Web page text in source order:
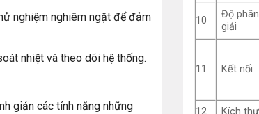
nghiệm nghiêm ngặt để đảm
nhiệt và theo dõi hệ thống.
giản các tính năng những
10
Độ phân
giải
11 Kết nối
12 Kích